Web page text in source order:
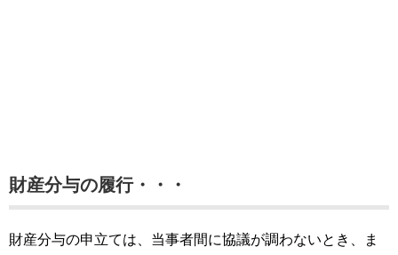
財産分与の履行・・・
財産分与の申立ては、当事者間に協議が調わないとき、ま